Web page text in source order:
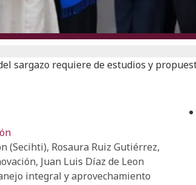
sargazo requiere de estudios y
(Secihti), Rosaura Ruiz Gutiérrez,
Juan Luis Díaz de Leon
integral y aprovechamiento